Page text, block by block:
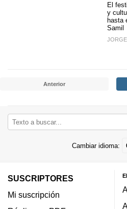
El
y
hasta
Samil
Anterior
Cambiar idioma:
SUSCRIPTORES
Mi suscripción